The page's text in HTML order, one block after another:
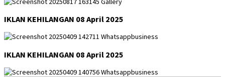
IKLAN KEHILANGAN 08 April 2025
IKLAN KEHILANGAN 08 April 2025